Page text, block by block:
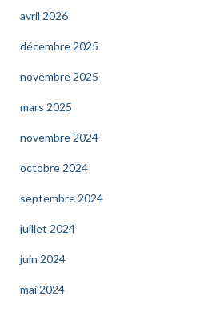
avril 2026
décembre 2025
novembre 2025
mars 2025
novembre 2024
octobre 2024
septembre 2024
juillet 2024
juin 2024
mai 2024